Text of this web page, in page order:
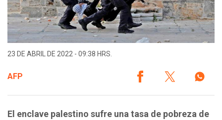
23 DE ABRIL DE 2022 - 09:38 HRS.
AFP
El enclave palestino sufre una tasa de pobreza de